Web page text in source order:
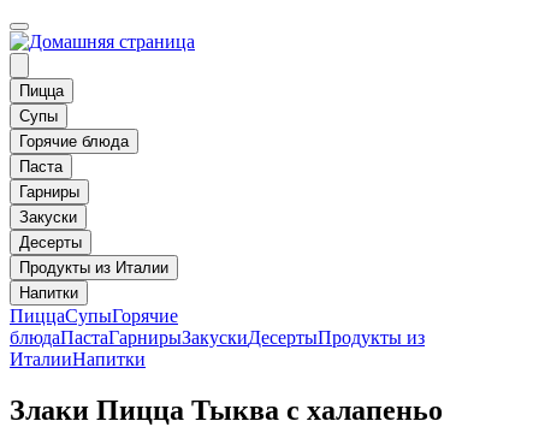
Пицца
Супы
Горячие блюда
Паста
Гарниры
Закуски
Десерты
Продукты из Италии
Напитки
ПиццаСупыГорячие
блюдаПастаГарнирыЗакускиДесертыПродукты из
ИталииНапитки
Злаки Пицца Тыква с халапеньо